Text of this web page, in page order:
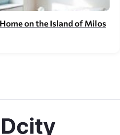
on the Island of Milos